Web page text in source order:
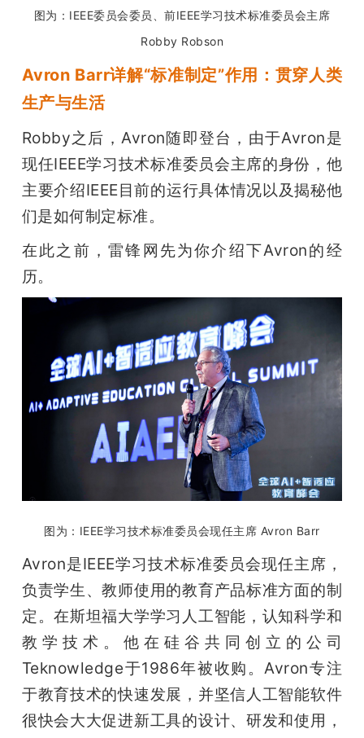
图为：IEEE委员会委员、前IEEE学习技术标准委员会主席
Robby Robson
Avron Barr详解“标准制定”作用：贯穿人类
生产与生活
Robby之后，Avron随即登台，由于Avron是
现任IEEE学习技术标准委员会主席的身份，他
主要介绍IEEE目前的运行具体情况以及揭秘他
们是如何制定标准。
在此之前，雷锋网先为你介绍下Avron的经
历。
图为：IEEE学习技术标准委员会现任主席 Avron Barr
Avron是IEEE学习技术标准委员会现任主席，
负责学生、教师使用的教育产品标准方面的制
定。在斯坦福大学学习人工智能，认知科学和
教学技术。他在硅谷共同创立的公司
Teknowledge于1986年被收购。Avron专注
于教育技术的快速发展，并坚信人工智能软件
很快会大大促进新工具的设计、研发和使用，